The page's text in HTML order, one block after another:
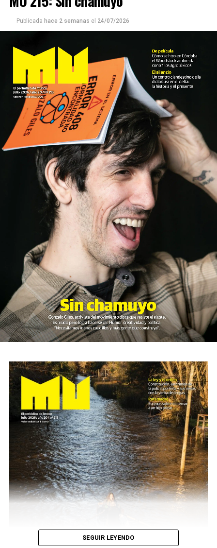
Publicada hace 2 semanas el 24/07/2026
SEGUIR LEYENDO